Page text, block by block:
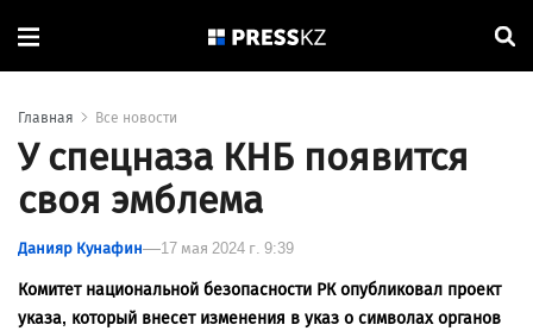
Главная Все новости
У спецназа КНБ появится
своя эмблема
Данияр Кунафин 17 мая 2024 г. 9:39
Комитет национальной безопасности РК опубликовал проект
указа, который внесет изменения в указ о символах органов